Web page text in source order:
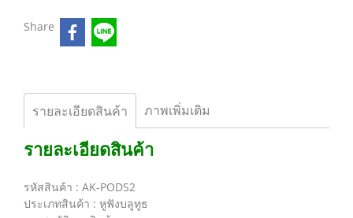
Share
รายละเอียดสินค้า ภาพเพิ่มเติม
รายละเอียดสินค้า
รหัสสินค้า : AK-PODS2
ประเภทสินค้า : หูฟังบลูทูธ